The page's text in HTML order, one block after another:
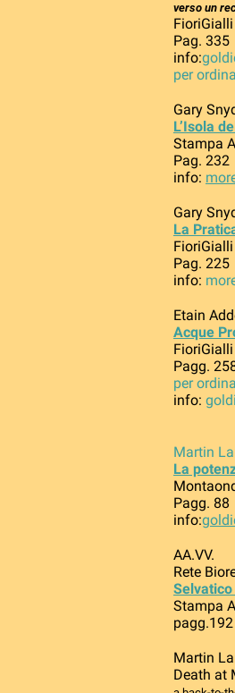
verso un
Pag. 335
info:
per
Gary
L’Isola
Stampa
Pag. 232
info:
Gary
La
Pag. 225
info:
Etain
Acque
Pagg.
per
info:
Martin
La
Pagg. 88
info:
AA.VV.
Rete
Stampa
pagg.192
Martin
Death at